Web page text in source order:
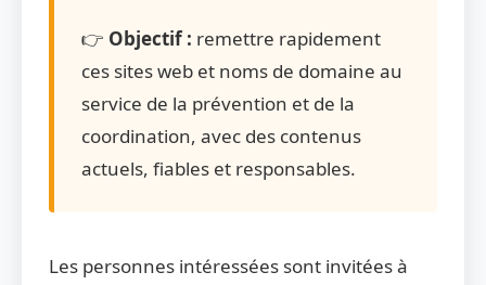
👉 Objectif : remettre rapidement
ces sites web et noms de domaine au
service de la prévention et de la
coordination, avec des contenus
actuels, fiables et responsables.
Les personnes intéressées sont invitées à